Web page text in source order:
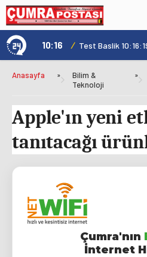
10:16 / Test Baslik
Anasayfa »
Bilim &
Teknoloji
»
Apple'ın yeni
tanıtacağı
Çumra'nın
İnternet